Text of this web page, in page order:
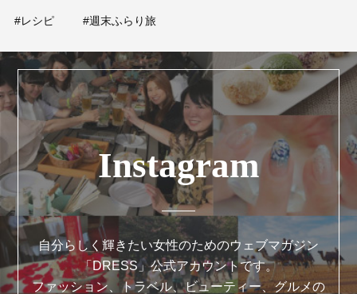
#レシピ #週末ふらり旅
Instagram
自分らしく輝きたい女性のためのウェブマガジン
「DRESS」公式アカウントです。
ファッション、トラベル、ビューティー、グルメの